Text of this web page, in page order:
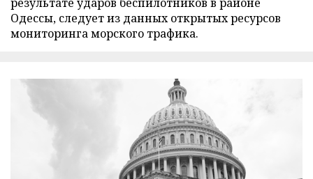
результате ударов беспилотников в районе
Одессы, следует из данных открытых ресурсов
мониторинга морского трафика.